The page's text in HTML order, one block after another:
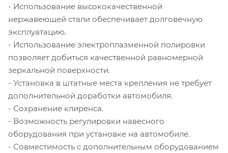
- Использование высококачественной
нержавеющей стали обеспечивает долговечную
эксплуатацию.
- Использование электроплазменной полировки
позволяет добиться качественной равномерной
зеркальной поверхности.
- Установка в штатные места крепления не требует
дополнительной доработки автомобиля.
- Сохранение клиренса.
- Возможность регулировки навесного
оборудования при установке на автомобиле.
- Совместимость с дополнительным оборудованием